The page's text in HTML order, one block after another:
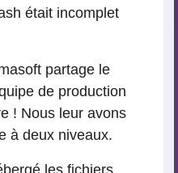
était incomplet
partage le
de production
! Nous leur avons
à deux niveaux.
les fichiers